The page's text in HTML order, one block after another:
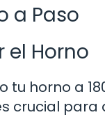
a Paso
el Horno
horno a
crucial